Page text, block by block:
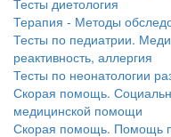
Тесты диетология
Терапия - Методы
Тесты по педиатрии.
реактивность, аллергия
Тесты по неонатологии
Скорая помощь.
медицинской помощи
Скорая помощь. Помощь